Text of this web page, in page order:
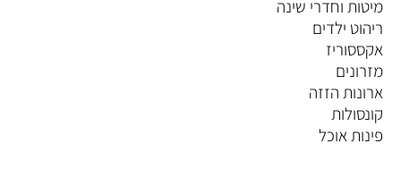
מיטות וחדרי שינה
ריהוט ילדים
אקססוריז
מזרונים
ארונות הזזה
קונסולות
פינות אוכל